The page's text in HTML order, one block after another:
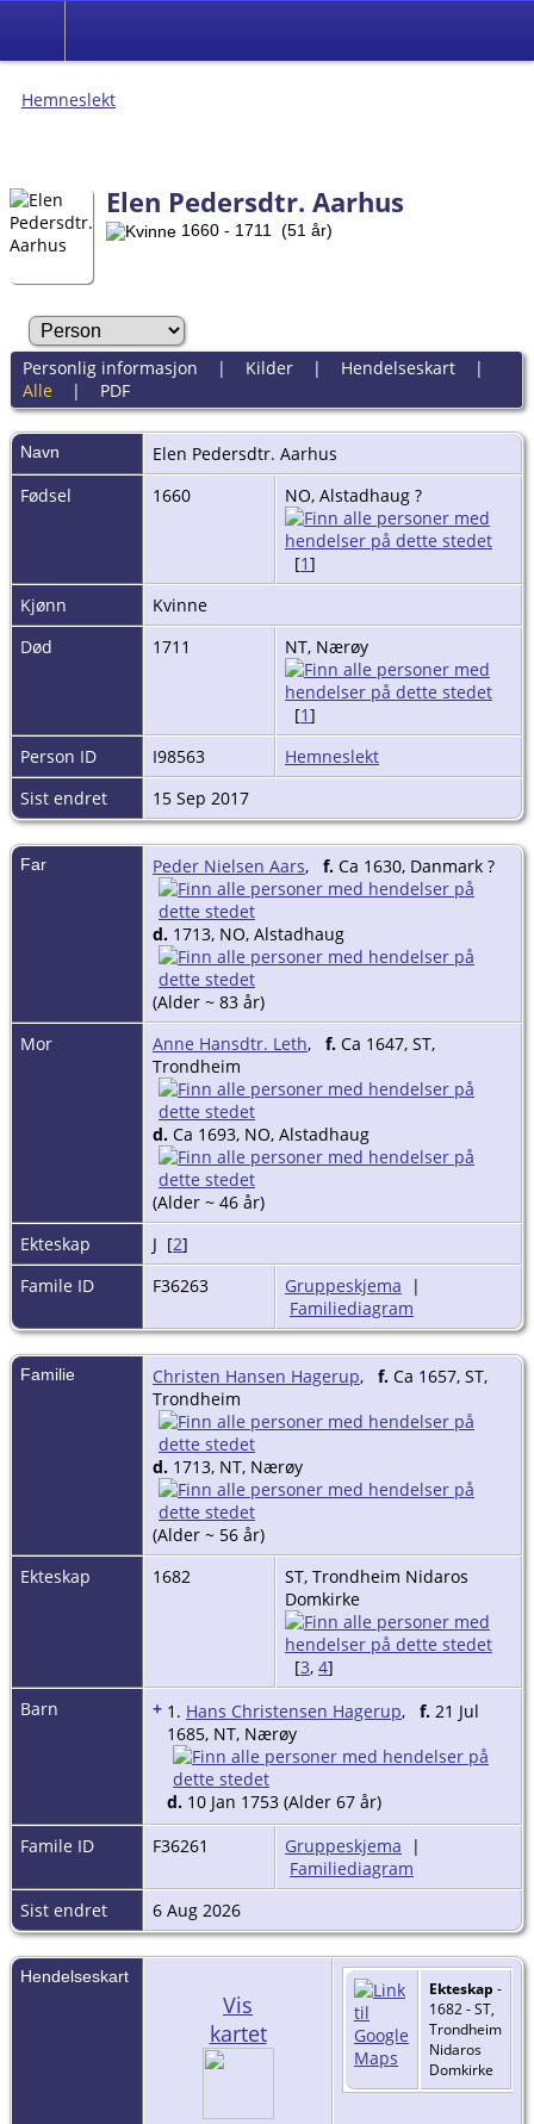
Hemneslekt
Elen Pedersdtr. Aarhus
1660 - 1711 (51 år)
Personlig informasjon | Kilder| Hendelseskart|
Alle | PDF
Navn Elen Pedersdtr. Aarhus
Fødsel
1660 NO, Alstadhaug ?
[1]
Kjønn
Kvinne
Død
1711 NT, Nærøy
[1]
Person ID
I98563
Hemneslekt
Sist endret
15 Sep 2017
Far Peder Nielsen Aars, f. Ca 1630, Danmark ?
d. 1713, NO, Alstadhaug
(Alder ~ 83 år)
Mor
Anne Hansdtr. Leth, f. Ca 1647, ST,
Trondheim
d. Ca 1693, NO, Alstadhaug
(Alder ~ 46 år)
Ekteskap
J [2]
Famile ID
F36263 Gruppeskjema |
Familiediagram
Familie Christen Hansen Hagerup, f. Ca 1657, ST,
Trondheim
d. 1713, NT, Nærøy
(Alder ~ 56 år)
Ekteskap
1682
ST, Trondheim Nidaros
Domkirke
[3, 4]
Barn
+ 1. Hans Christensen Hagerup, f. 21 Jul
1685, NT, Nærøy
d. 10 Jan 1753 (Alder 67 år)
Famile ID
F36261 Gruppeskjema |
Familiediagram
Sist endret
6 Aug 2026
Hendelseskart
Vis
kartet
Ekteskap -
1682 - ST,
Trondheim
Nidaros
Domkirke